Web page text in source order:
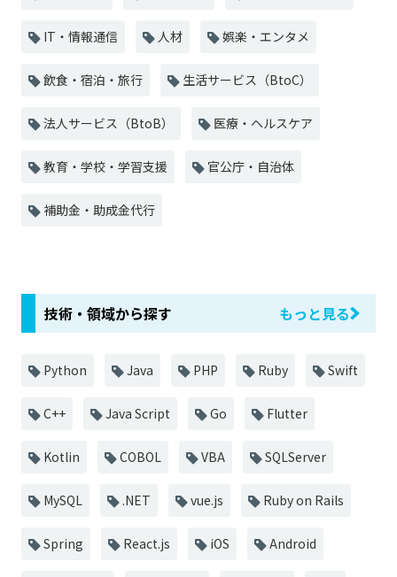
IT・情報通信 人材 娯楽・エンタメ
飲食・宿泊・旅行 生活サービス（BtoC）
法人サービス（BtoB） 医療・ヘルスケア
教育・学校・学習支援 官公庁・自治体
補助金・助成金代行
技術・領域から探す もっと見る
Python Java PHP Ruby Swift
C++ Java Script Go Flutter
Kotlin COBOL VBA SQLServer
MySQL .NET vue.js Ruby on Rails
Spring React.js iOS Android